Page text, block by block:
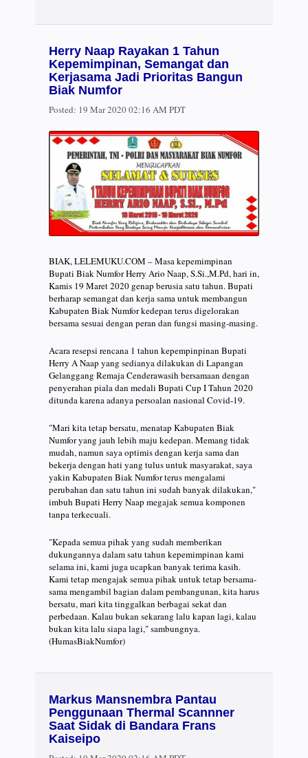
Herry Naap Rayakan 1 Tahun
Kepemimpinan, Semangat dan
Kerjasama Jadi Prioritas Bangun
Biak Numfor
Posted: 19 Mar 2020 02:16 AM PDT
BIAK, LELEMUKU.COM – Masa kepemimpinan
Bupati Biak Numfor Herry Ario Naap, S.Si.,M.Pd, hari in,
Kamis 19 Maret 2020 genap berusia satu tahun. Bupati
berharap semangat dan kerja sama untuk membangun
Kabupaten Biak Numfor kedepan terus digelorakan
bersama sesuai dengan peran dan fungsi masing-masing.
Acara resepsi rencana 1 tahun kepempinpinan Bupati
Herry A Naap yang sedianya dilakukan di Lapangan
Gelanggang Remaja Cenderawasih bersamaan dengan
penyerahan piala dan medali Bupati Cup I Tahun 2020
ditunda karena adanya persoalan nasional Covid-19.
"Mari kita tetap bersatu, menatap Kabupaten Biak
Numfor yang jauh lebih maju kedepan. Memang tidak
mudah, namun saya optimis dengan kerja sama dan
bekerja dengan hati yang tulus untuk masyarakat, saya
yakin Kabupaten Biak Numfor terus mengalami
perubahan dan satu tahun ini sudah banyak dilakukan,"
imbuh Bupati Herry Naap megajak semua komponen
tanpa terkecuali.
"Kepada semua pihak yang sudah memberikan
dukungannya dalam satu tahun kepemimpinan kami
selama ini, kami juga ucapkan banyak terima kasih.
Kami tetap mengajak semua pihak untuk tetap bersama-
sama mengambil bagian dalam pembangunan, kita harus
bersatu, mari kita tinggalkan berbagai sekat dan
perbedaan. Kalau bukan sekarang lalu kapan lagi, kalau
bukan kita lalu siapa lagi," sambungnya.
(HumasBiakNumfor)
Markus Mansnembra Pantau
Penggunaan Thermal Scannner
Saat Sidak di Bandara Frans
Kaiseipo